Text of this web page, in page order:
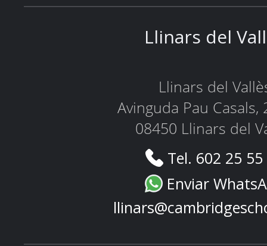
Llinars del
Llinars del
Avinguda Pau Casals,
08450 Llinars del
Tel. 602 25
Enviar